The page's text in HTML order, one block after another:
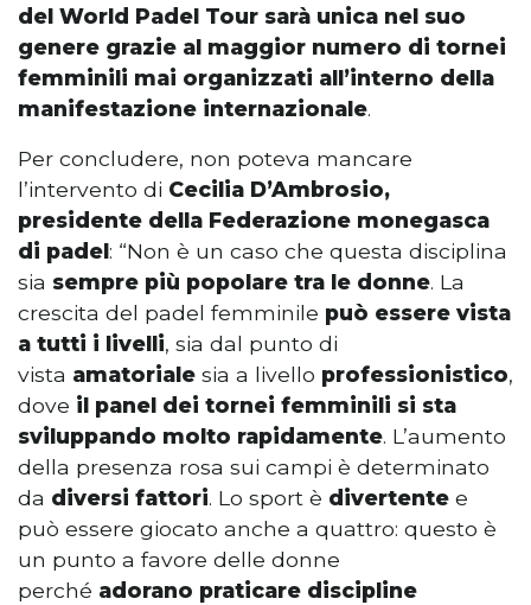
del World Padel Tour sarà unica nel suo
genere grazie al maggior numero di tornei
femminili mai organizzati all’interno della
manifestazione internazionale.
Per concludere, non poteva mancare
l’intervento di Cecilia D’Ambrosio,
presidente della Federazione monegasca
di padel: “Non è un caso che questa disciplina
sia sempre più popolare tra le donne. La
crescita del padel femminile può essere vista
a tutti i livelli, sia dal punto di
vista amatoriale sia a livello professionistico,
dove il panel dei tornei femminili si sta
sviluppando molto rapidamente. L’aumento
della presenza rosa sui campi è determinato
da diversi fattori. Lo sport è divertente e
può essere giocato anche a quattro: questo è
un punto a favore delle donne
perché adorano praticare discipline